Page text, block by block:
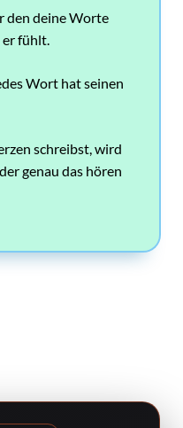
den deine Worte
fühlt.
Wort hat seinen
schreibst, wird
genau das hören